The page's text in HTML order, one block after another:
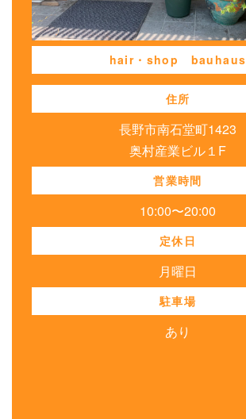
hair・shop bauhaus
住所
長野市南石堂町1423
奥村産業ビル１F
営業時間
10:00〜20:00
定休日
月曜日
駐車場
あり